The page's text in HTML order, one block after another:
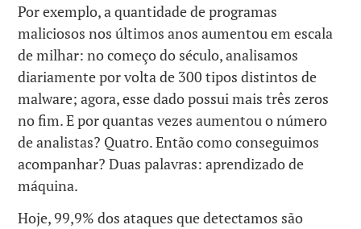
Por exemplo, a quantidade de programas
maliciosos nos últimos anos aumentou em escala
de milhar: no começo do século, analisamos
diariamente por volta de 300 tipos distintos de
malware; agora, esse dado possui mais três zeros
no fim. E por quantas vezes aumentou o número
de analistas? Quatro. Então como conseguimos
acompanhar? Duas palavras: aprendizado de
máquina.
Hoje, 99,9% dos ataques que detectamos são